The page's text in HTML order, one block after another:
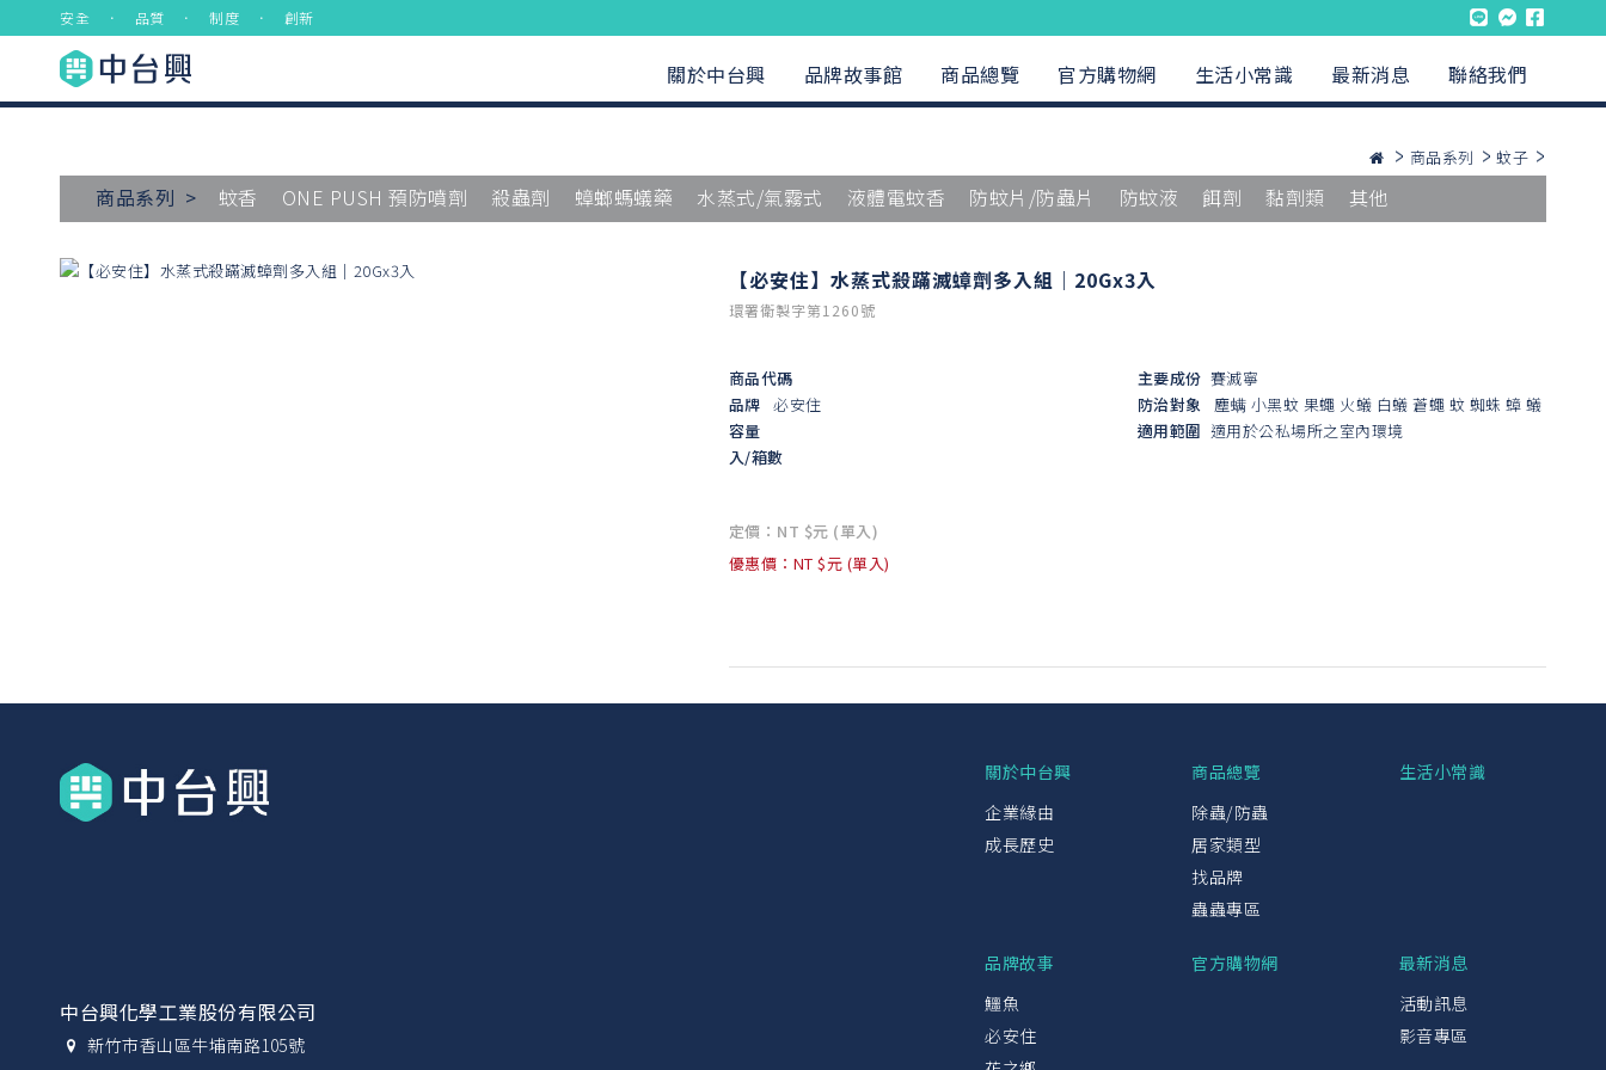
安全 ． 品質 ． 制度 ． 創新
關於中台興 品牌故事館 商品總覽 官方購物網 生活小常識 最新消息 聯絡我們
商品系列 蚊子
商品系列 > 蚊香 ONE PUSH 預防噴劑 殺蟲劑 蟑螂螞蟻藥 水蒸式/氣霧式 液體電蚊香 防蚊片/防蟲片 防蚊液 餌劑 黏劑類 其他
【必安住】水蒸式殺蹣滅蟑劑多入組｜20Gx3入
環署衛製字第1260號
商品代碼
品牌 必安住
容量
入/箱數
主要成份 賽滅寧
防治對象
塵螨 小黑蚊 果蠅 火蟻 白蟻 蒼蠅 蚊 蜘蛛 蟑 蟻
適用範圍 適用於公私場所之室內環境
定價：NT $元 (單入)
優惠價：NT $元 (單入)
中台興化學工業股份有限公司
新竹市香山區牛埔南路105號
關於中台興
企業緣由
成長歷史
商品總覽
除蟲/防蟲
居家類型
找品牌
蟲蟲專區
生活小常識
品牌故事
鱷魚
必安住
官方購物網
最新消息
活動訊息
影音專區